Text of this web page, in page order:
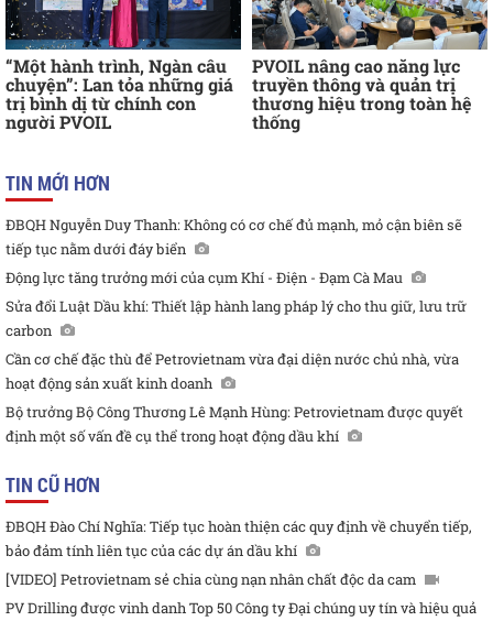
“Một hành trình, Ngàn câu
chuyện”: Lan tỏa những giá
trị bình dị từ chính con
người PVOIL
PVOIL nâng cao năng lực
truyền thông và quản trị
thương hiệu trong toàn hệ
thống
TIN MỚI HƠN
ĐBQH Nguyễn Duy Thanh: Không có cơ chế đủ mạnh, mỏ cận biên sẽ
tiếp tục nằm dưới đáy biển
Động lực tăng trưởng mới của cụm Khí - Điện - Đạm Cà Mau
Sửa đổi Luật Dầu khí: Thiết lập hành lang pháp lý cho thu giữ, lưu trữ
carbon
Cần cơ chế đặc thù để Petrovietnam vừa đại diện nước chủ nhà, vừa
hoạt động sản xuất kinh doanh
Bộ trưởng Bộ Công Thương Lê Mạnh Hùng: Petrovietnam được quyết
định một số vấn đề cụ thể trong hoạt động dầu khí
TIN CŨ HƠN
ĐBQH Đào Chí Nghĩa: Tiếp tục hoàn thiện các quy định về chuyển tiếp,
bảo đảm tính liên tục của các dự án dầu khí
[VIDEO] Petrovietnam sẻ chia cùng nạn nhân chất độc da cam
PV Drilling được vinh danh Top 50 Công ty Đại chúng uy tín và hiệu quả